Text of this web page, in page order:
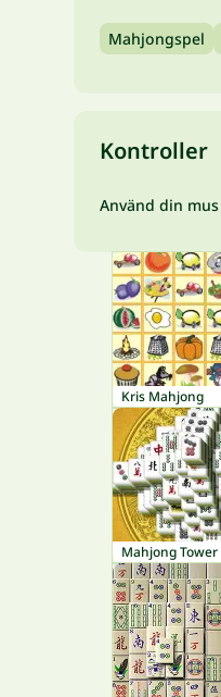
Mahjongspel
Kontroller
Använd din mus
Kris Mahjong
Mahjong Tower